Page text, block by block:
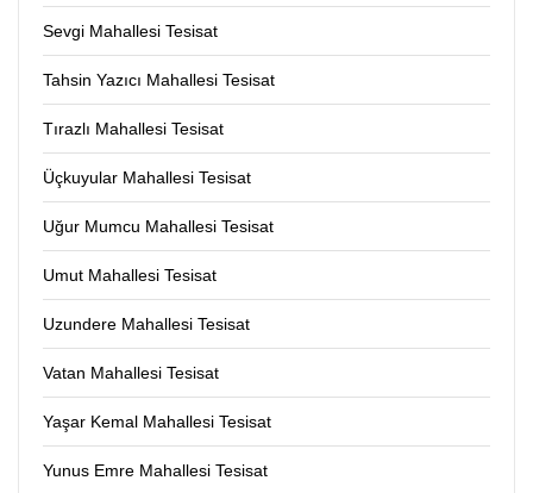
Sevgi Mahallesi Tesisat
Tahsin Yazıcı Mahallesi Tesisat
Tırazlı Mahallesi Tesisat
Üçkuyular Mahallesi Tesisat
Uğur Mumcu Mahallesi Tesisat
Umut Mahallesi Tesisat
Uzundere Mahallesi Tesisat
Vatan Mahallesi Tesisat
Yaşar Kemal Mahallesi Tesisat
Yunus Emre Mahallesi Tesisat